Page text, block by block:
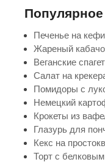
Популярное
Печенье на
Жареный
Веганские
Салат на
Помидоры с
Немецкий
Крокеты из
Глазурь для
Кекс на
Торт с